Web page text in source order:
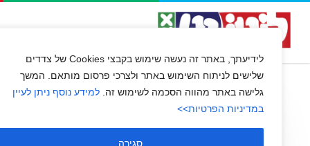
לידיעתך, באתר זה נעשה שימוש בקבצי Cookies של צדדים
שלישים לניתוח השימוש באתר ולצרכי פרסום מותאם. המשך
גלישה באתר מהווה הסכמה לשימוש זה. למידע נוסף ניתן לעיין
במדיניות הפרטיות>>
סגירה
ארגון בת קול